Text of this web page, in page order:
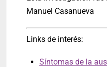
Manuel Casanueva
Links de interés:
Síntomas de la